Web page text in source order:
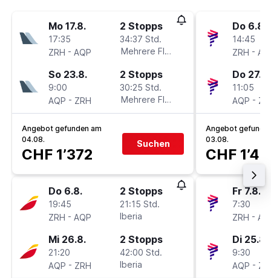
Mo 17.8.
17:35
ZRH - AQP
2 Stopps
34:37 Std.
Mehrere Fluglinien
So 23.8.
9:00
AQP - ZRH
2 Stopps
30:25 Std.
Mehrere Fluglinien
Angebot gefunden am
04.08.
CHF 1’372
Suchen
Do 6.8.
19:45
ZRH - AQP
2 Stopps
21:15 Std.
Iberia
Mi 26.8.
21:20
AQP - ZRH
2 Stopps
42:00 Std.
Iberia
Do 6.8.
14:45
ZRH -
Do 27.8.
11:05
AQP -
Angebot
03.08.
CHF
Fr 7.8.
7:30
ZRH -
Di 25.8.
9:30
AQP -